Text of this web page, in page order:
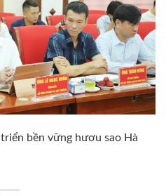
bền vững hươu sao Hà